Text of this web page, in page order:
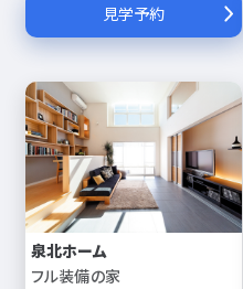
見学予約
泉北ホーム
フル装備の家